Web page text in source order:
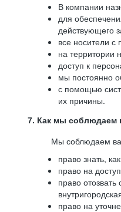
В компании
для
действующего
все носители
на территории
доступ к
мы постоянно
с помощью
их причины.
7. Как мы соблюдаем
Мы соблюдаем
право знать,
право на
право
право на